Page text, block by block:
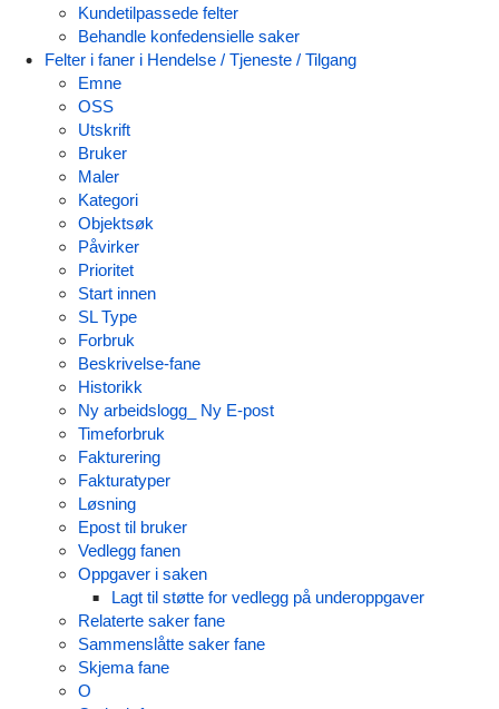
Kundetilpassede felter
Behandle konfedensielle saker
Felter i faner i Hendelse / Tjeneste / Tilgang
Emne
OSS
Utskrift
Bruker
Maler
Kategori
Objektsøk
Påvirker
Prioritet
Start innen
SL Type
Forbruk
Beskrivelse-fane
Historikk
Ny arbeidslogg_ Ny E-post
Timeforbruk
Fakturering
Fakturatyper
Løsning
Epost til bruker
Vedlegg fanen
Oppgaver i saken
Lagt til støtte for vedlegg på underoppgaver
Relaterte saker fane
Sammenslåtte saker fane
Skjema fane
O